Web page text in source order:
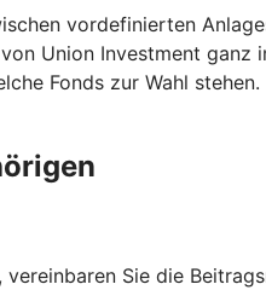
vordefinierten
Union Investment
Fonds zur Wahl stehen.
Sie die